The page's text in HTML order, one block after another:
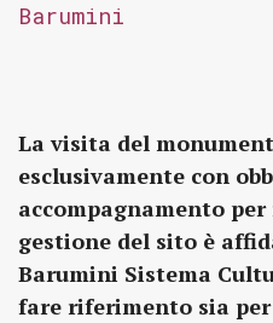
Barumini
La visita del
esclusivamente con
accompagnamento
gestione del sito è
Barumini Sistema
fare riferimento sia